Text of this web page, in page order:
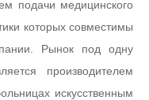
подачи медицинского
которых совместимы
Рынок под одну
производителем
искусственным